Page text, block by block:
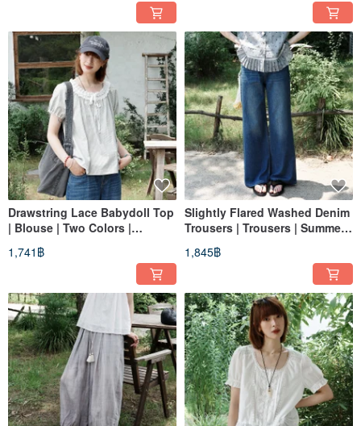
Drawstring Lace Babydoll Top
| Blouse | Two Colors |
Summer Collection | Sora-2167
1,741฿
Slightly Flared Washed Denim
Trousers | Trousers | Summer
Collection | Sora-2166
1,845฿